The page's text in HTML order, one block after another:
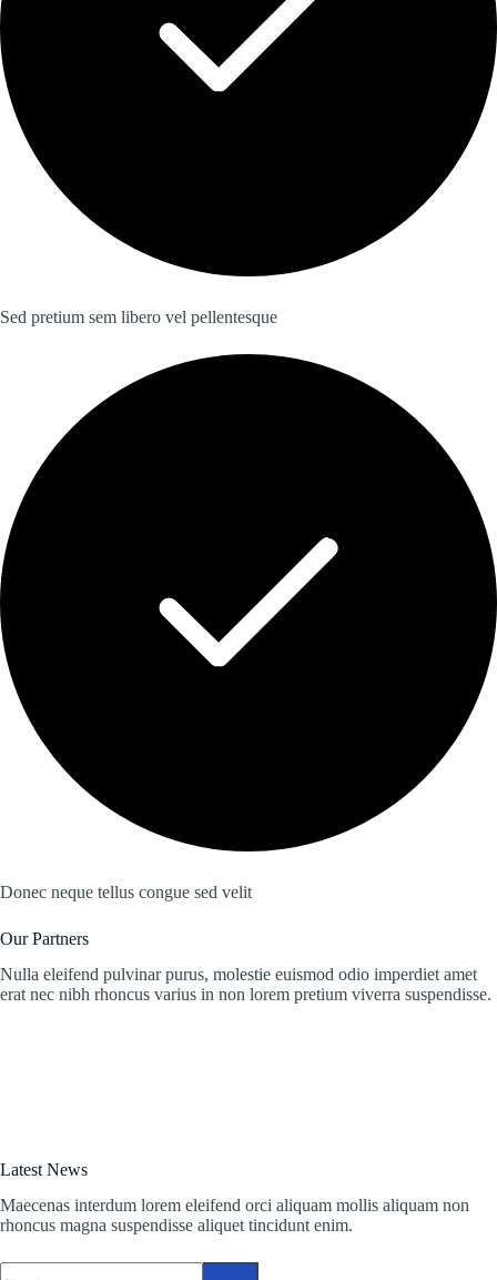
Sed pretium sem libero vel pellentesque
Donec neque tellus congue sed velit
Our Partners
Nulla eleifend pulvinar purus, molestie euismod odio imperdiet amet
erat nec nibh rhoncus varius in non lorem pretium viverra suspendisse.
Latest News
Maecenas interdum lorem eleifend orci aliquam mollis aliquam non
rhoncus magna suspendisse aliquet tincidunt enim.